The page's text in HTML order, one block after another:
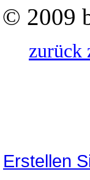
© 2009
zurück
Erstellen